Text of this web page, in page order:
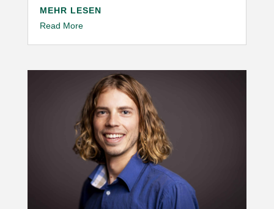
MEHR LESEN
Read More